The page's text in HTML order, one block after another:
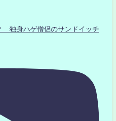
独身ハゲ僧侶のサンドイッチ